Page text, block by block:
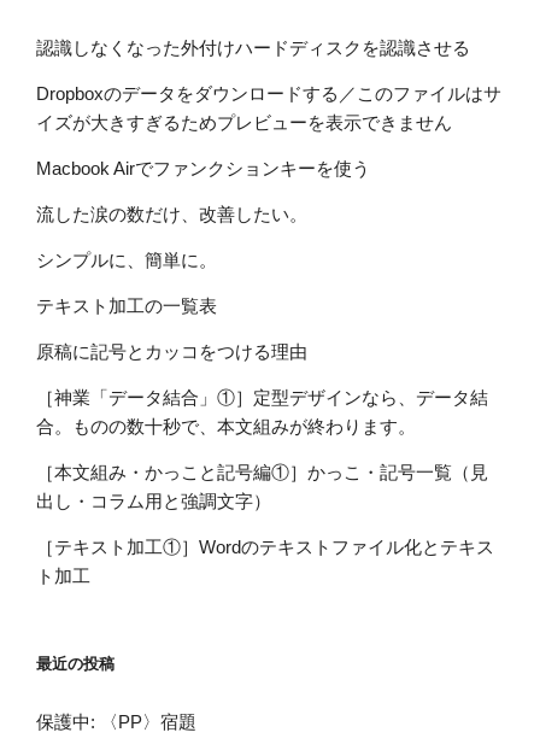
認識しなくなった外付けハードディスクを認識させる
Dropboxのデータをダウンロードする／このファイルはサ
イズが大きすぎるためプレビューを表示できません
Macbook Airでファンクションキーを使う
流した涙の数だけ、改善したい。
シンプルに、簡単に。
テキスト加工の一覧表
原稿に記号とカッコをつける理由
［神業「データ結合」①］定型デザインなら、データ結
合。ものの数十秒で、本文組みが終わります。
［本文組み・かっこと記号編①］かっこ・記号一覧（見
出し・コラム用と強調文字）
［テキスト加工①］Wordのテキストファイル化とテキス
ト加工
最近の投稿
保護中: 〈PP〉宿題